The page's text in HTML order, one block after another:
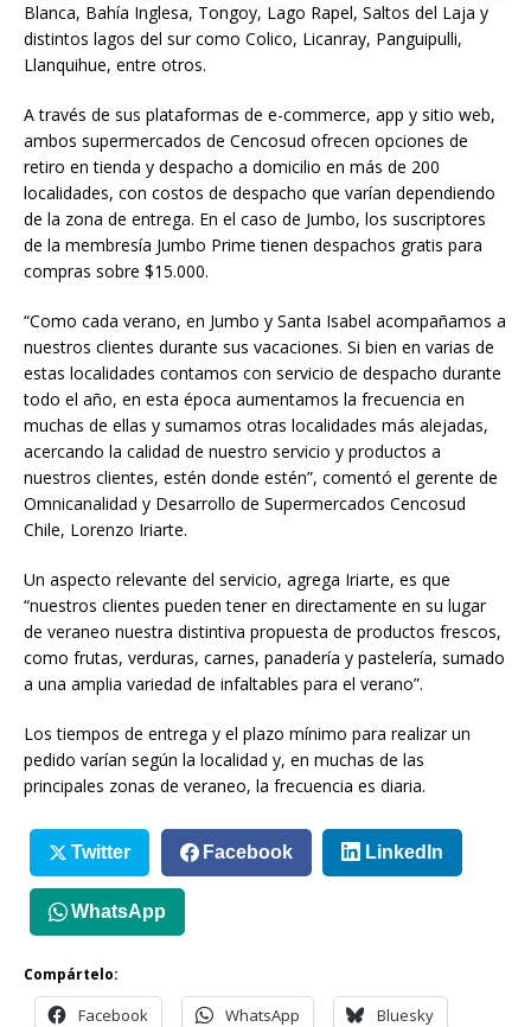
Blanca, Bahía Inglesa, Tongoy, Lago Rapel, Saltos del Laja y
distintos lagos del sur como Colico, Licanray, Panguipulli,
Llanquihue, entre otros.
A través de sus plataformas de e-commerce, app y sitio web,
ambos supermercados de Cencosud ofrecen opciones de
retiro en tienda y despacho a domicilio en más de 200
localidades, con costos de despacho que varían dependiendo
de la zona de entrega. En el caso de Jumbo, los suscriptores
de la membresía Jumbo Prime tienen despachos gratis para
compras sobre $15.000.
“Como cada verano, en Jumbo y Santa Isabel acompañamos a
nuestros clientes durante sus vacaciones. Si bien en varias de
estas localidades contamos con servicio de despacho durante
todo el año, en esta época aumentamos la frecuencia en
muchas de ellas y sumamos otras localidades más alejadas,
acercando la calidad de nuestro servicio y productos a
nuestros clientes, estén donde estén”, comentó el gerente de
Omnicanalidad y Desarrollo de Supermercados Cencosud
Chile, Lorenzo Iriarte.
Un aspecto relevante del servicio, agrega Iriarte, es que
“nuestros clientes pueden tener en directamente en su lugar
de veraneo nuestra distintiva propuesta de productos frescos,
como frutas, verduras, carnes, panadería y pastelería, sumado
a una amplia variedad de infaltables para el verano”.
Los tiempos de entrega y el plazo mínimo para realizar un
pedido varían según la localidad y, en muchas de las
principales zonas de veraneo, la frecuencia es diaria.
Twitter Facebook LinkedIn
WhatsApp
Compártelo:
Facebook WhatsApp Bluesky